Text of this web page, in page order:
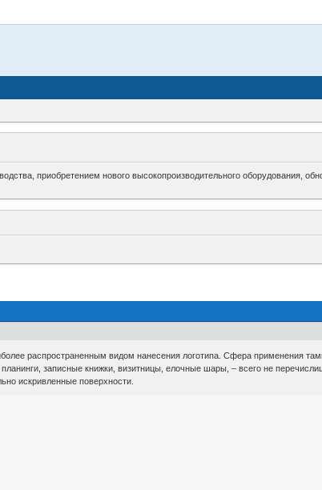
приобретением нового высокопроизводительного оборудования,
распространенным видом нанесения логотипа. Сфера применения
записные книжки, визитницы, елочные шары, – всего не
искривленные поверхности.